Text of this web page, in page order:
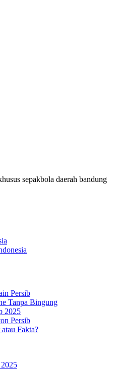
sepakbola daerah bandung
Persib
Tanpa Bingung
2025
Persib
Fakta?